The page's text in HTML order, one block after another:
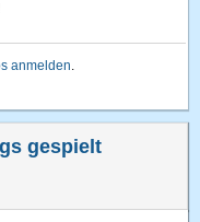
anmelden.
gespielt